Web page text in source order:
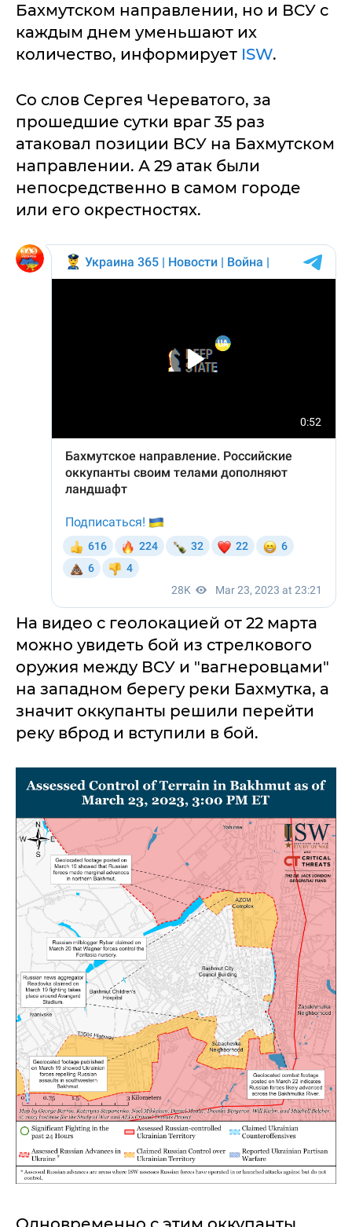
Бахмутском направлении, но и ВСУ с
каждым днем уменьшают их
количество, информирует ISW.
Со слов Сергея Череватого, за
прошедшие сутки враг 35 раз
атаковал позиции ВСУ на Бахмутском
направлении. А 29 атак были
непосредственно в самом городе
или его окрестностях.
На видео с геолокацией от 22 марта
можно увидеть бой из стрелкового
оружия между ВСУ и "вагнеровцами"
на западном берегу реки Бахмутка, а
значит оккупанты решили перейти
реку вброд и вступили в бой.